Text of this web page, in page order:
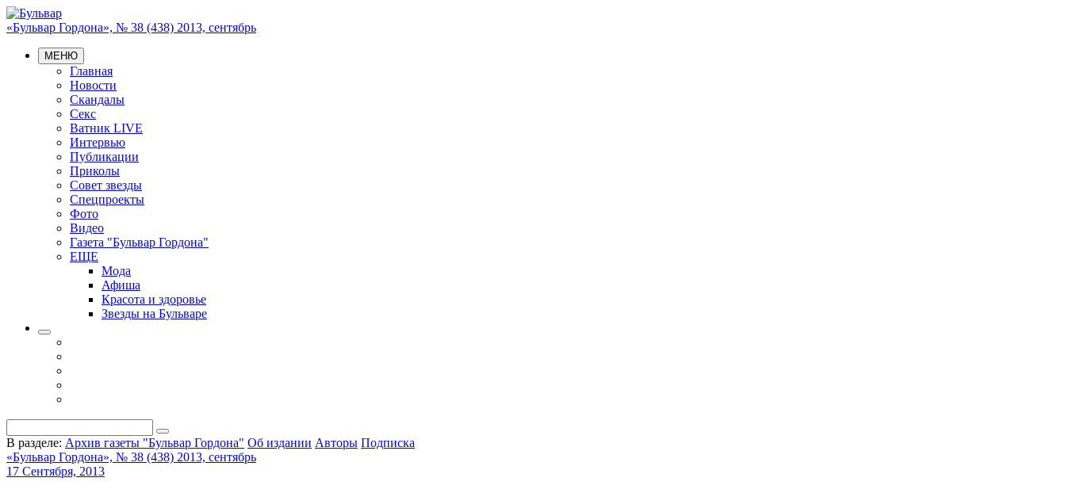
«Бульвар Гордона», № 38 (438) 2013, сентябрь
МЕНЮ
Главная
Новости
Скандалы
Секс
Ватник LIVE
Интервью
Публикации
Приколы
Совет звезды
Спецпроекты
Фото
Видео
Газета "Бульвар Гордона"
ЕЩЕ
Мода
Афиша
Красота и здоровье
Звезды на Бульваре
В разделе: Архив газеты "Бульвар Гордона" Об издании Авторы Подписка
«Бульвар Гордона», № 38 (438) 2013, сентябрь
17 Сентября, 2013